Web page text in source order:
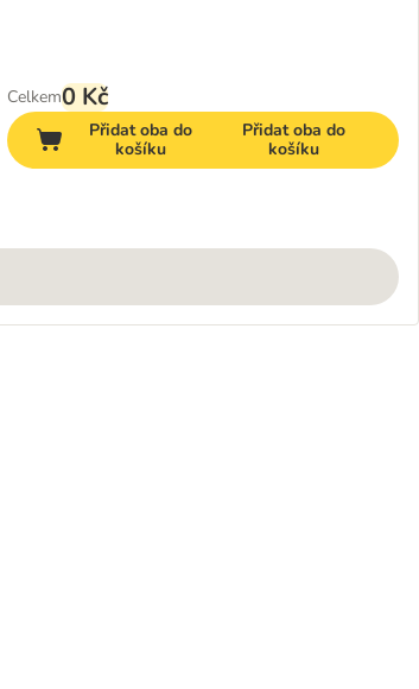
Celkem0 Kč
Přidat oba do
košíku
Přidat oba do
košíku